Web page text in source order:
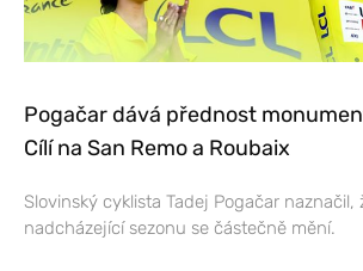
Pogačar dává přednost
Cílí na San Remo a Roubaix
Slovinský cyklista Tadej Pogačar
nadcházející sezonu se částečně mění.